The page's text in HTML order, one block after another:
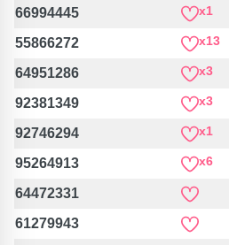
66994445 x1
55866272 x13
64951286 x3
92381349 x3
92746294 x1
95264913 x6
64472331
61279943